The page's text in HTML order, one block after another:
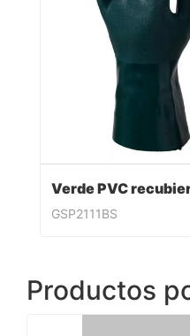
GSP2111BS
Productos